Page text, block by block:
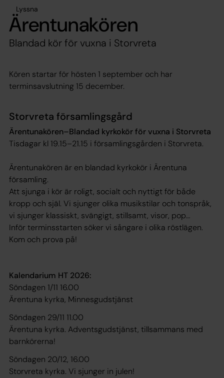
Lyssna
Ärentunakören
Blandad kör för vuxna i Storvreta
Kören startar för hösten 1 september och har
terminsavslutning 15 december.
Storvreta församlingsgård
Ärentunakören–Blandad kyrkokör för vuxna i Storvreta
Tisdagar kl 19.15–21.15 i församlingsgården i Storvreta.
Ärentunakören är en blandad kyrkokör i Ärentuna
församling.
Att sjunga i kör är roligt, socialt och nyttigt för både
kropp och själ. Vi sjunger olika musikstilar och tonspråk,
vi sjunger klassiskt, svängigt, stillsamt, visor, pop…
Inför terminsstarten söker vi sångare i olika röstlägen.
Kom och prova på!
Kalendarium HT 2026:
Söndagen 1/11 16.00
Ärentuna kyrka, Minnesgudstjänst
Söndagen 29/11 11.00
Ärentuna kyrka. Adventsgudstjänst, tillsammans med
barnkörerna!
Söndagen 20/12, 16.00
Storvreta kyrka. Vi sjunger in julen!